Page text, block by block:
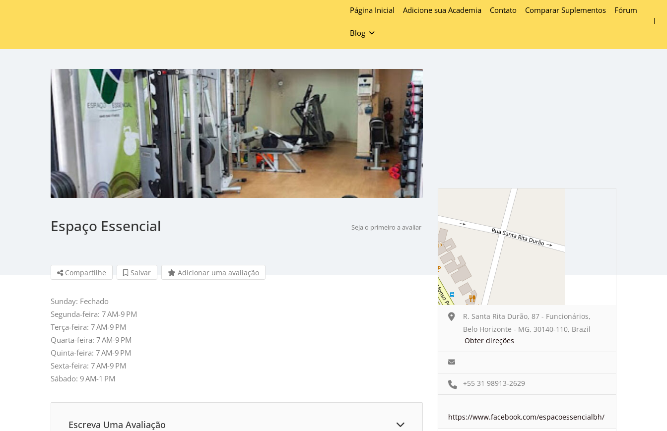
Página Inicial Adicione sua Academia Contato Comparar Suplementos Fórum
Blog
Espaço Essencial Seja o primeiro a avaliar
Compartilhe Salvar Adicionar uma avaliação
Sunday: Fechado
Segunda-feira: 7 AM-9 PM
Terça-feira: 7 AM-9 PM
Quarta-feira: 7 AM-9 PM
Quinta-feira: 7 AM-9 PM
Sexta-feira: 7 AM-9 PM
Sábado: 9 AM-1 PM
Escreva Uma Avaliação
R. Santa Rita Durão, 87 - Funcionários,
Belo Horizonte - MG, 30140-110, Brazil
Obter direções
+55 31 98913-2629
https://www.facebook.com/espacoessencialbh/